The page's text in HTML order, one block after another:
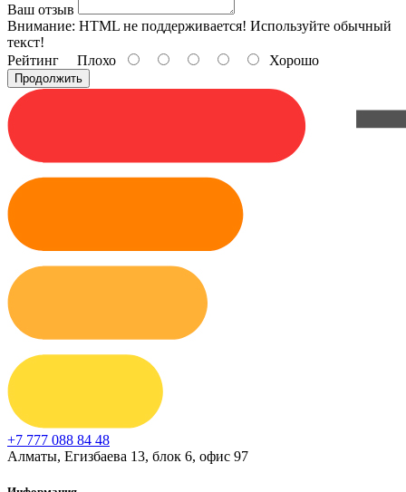
Ваш отзыв
Внимание: HTML не поддерживается! Используйте обычный
текст!
Рейтинг Плохо Хорошо
Продолжить
+7 777 088 84 48
Алматы, Егизбаева 13, блок 6, офис 97